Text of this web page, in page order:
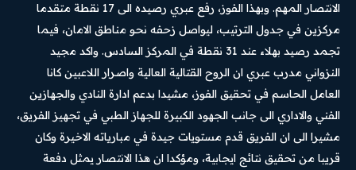
الانتصار المهم. وبهذا الفوز، رفع عبري رصيده الى 17 نقطة متقدما
مركزين في جدول الترتيب، ليواصل زحفه نحو مناطق الامان، فيما
تجمد رصيد بهلاء عند 31 نقطة في المركز السادس. واكد مجيد
النزواني مدرب عبري ان الروح القتالية العالية واصرار اللاعبين كانا
العامل الحاسم في تحقيق الفوز، مشيدا بدعم ادارة النادي والجهازين
الفني والاداري الى جانب الجهود الكبيرة للجهاز الطبي في تجهيز الفريق،
مشيرا الى ان الفريق قدم مستويات جيدة في مبارياته الاخيرة وكان
قريبا من تحقيق نتائج ايجابية، ومؤكدا ان هذا الانتصار يمثل دفعة